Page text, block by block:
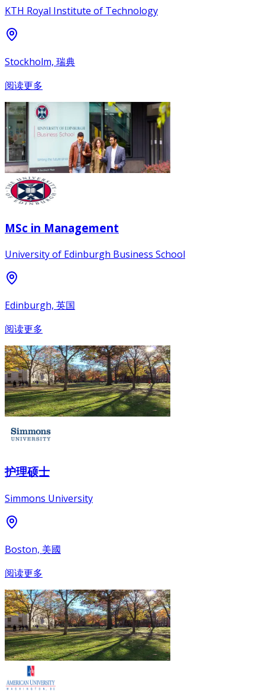
KTH Royal Institute of Technology
Stockholm, 瑞典
阅读更多
MSc in Management
University of Edinburgh Business School
Edinburgh, 英国
阅读更多
护理硕士
Simmons University
Boston, 美國
阅读更多